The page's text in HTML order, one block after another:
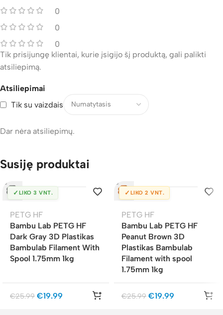
0
0
0
Atsiliepimai
Tik su vaizdais
Dar nėra atsiliepimų.
Tik prisijungę klientai, kurie įsigijo šį produktą, gali palikti
atsiliepimą.
Susiję produktai
✓ LIKO 3 VNT.
PETG HF
Bambu Lab PETG HF
Dark Gray 3D Plastikas
Bambulab Filament With
Spool 1.75mm 1kg
€25.99 €19.99
✓ LIKO 2 VNT.
PETG HF
Bambu Lab PETG HF
Peanut Brown 3D
Plastikas Bambulab
Filament with spool
1.75mm 1kg
€25.99 €19.99